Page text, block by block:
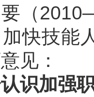
（
快技能
见：
识加强